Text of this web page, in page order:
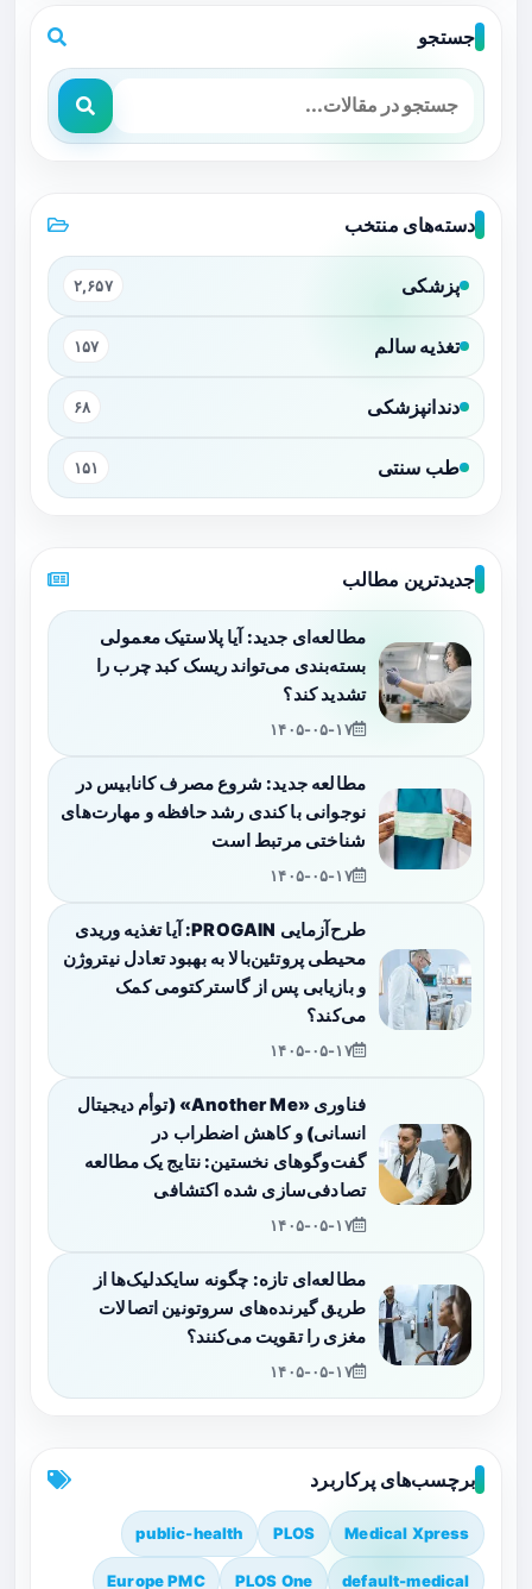
جستجو
دسته‌های منتخب
پزشکی ۲,۶۵۷
تغذیه سالم ۱۵۷
دندانپزشکی ۶۸
طب سنتی ۱۵۱
جدیدترین مطالب
مطالعه‌ای جدید: آیا پلاستیک معمولی
بسته‌بندی می‌تواند ریسک کبد چرب را
تشدید کند؟
۱۴۰۵-۰۵-۱۷
مطالعه جدید: شروع مصرف کانابیس در
نوجوانی با کندی رشد حافظه و مهارت‌های
شناختی مرتبط است
۱۴۰۵-۰۵-۱۷
طرح‌آزمایی PROGAIN: آیا تغذیه وریدی
محیطی پروتئین‌بالا به بهبود تعادل نیتروژن
و بازیابی پس از گاسترکتومی کمک
می‌کند؟
۱۴۰۵-۰۵-۱۷
فناوری «Another Me» (توأم دیجیتال
انسانی) و کاهش اضطراب در
گفت‌وگوهای نخستین: نتایج یک مطالعه
تصادفی‌سازی شده اکتشافی
۱۴۰۵-۰۵-۱۷
مطالعه‌ای تازه: چگونه سایکدلیک‌ها از
طریق گیرنده‌های سروتونین اتصالات
مغزی را تقویت می‌کنند؟
۱۴۰۵-۰۵-۱۷
برچسب‌های پرکاربرد
Medical Xpress
PLOS
public-health
default-medical
PLOS One
Europe PMC